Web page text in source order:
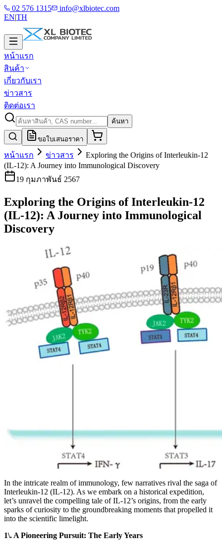
02 576 1315
info@xlbiotec.com
EN|TH
หน้าแรก
สินค้า
เกี่ยวกับเรา
ข่าวสาร
ติดต่อเรา
ค้นหา
ขอใบเสนอราคา
หน้าแรก ข่าวสาร
Exploring the Origins of Interleukin-12
(IL-12): A Journey into Immunological Discovery
19 กุมภาพันธ์ 2567
Exploring the Origins of Interleukin-12
(IL-12): A Journey into Immunological
Discovery
In the intricate realm of immunology, few narratives rival the saga of
Interleukin-12 (IL-12). As we embark on a historical expedition,
let’s unravel the compelling tale of IL-12’s origins, from the early
sparks of curiosity to the groundbreaking moments that propelled it
into the scientific limelight.
1\. A Pioneering Pursuit: The Early Years